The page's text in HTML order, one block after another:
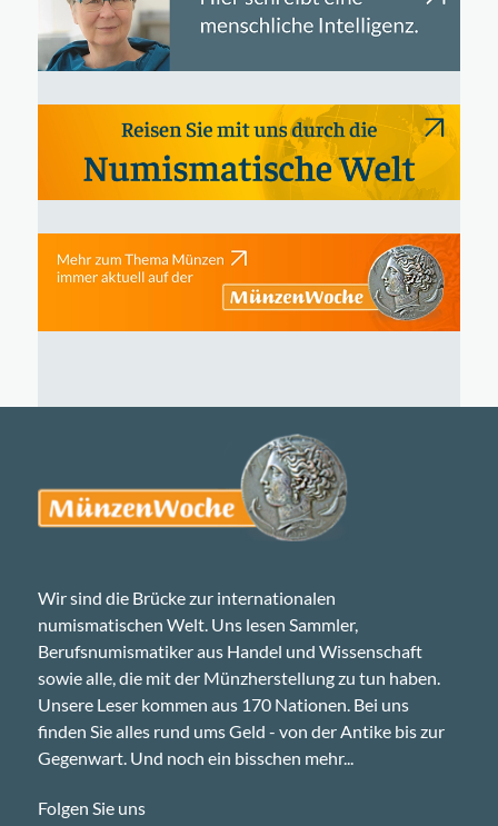
Wir sind die Brücke zur internationalen
numismatischen Welt. Uns lesen Sammler,
Berufsnumismatiker aus Handel und Wissenschaft
sowie alle, die mit der Münzherstellung zu tun haben.
Unsere Leser kommen aus 170 Nationen. Bei uns
finden Sie alles rund ums Geld - von der Antike bis zur
Gegenwart. Und noch ein bisschen mehr...
Folgen Sie uns